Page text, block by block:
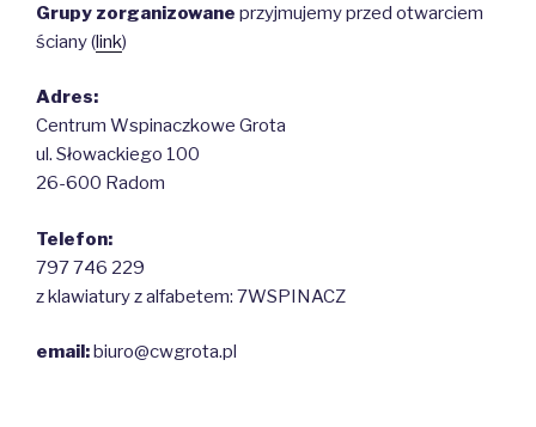
Grupy zorganizowane przyjmujemy przed otwarciem
ściany (link)
Adres:
Centrum Wspinaczkowe Grota
ul. Słowackiego 100
26-600 Radom
Telefon:
797 746 229
z klawiatury z alfabetem: 7WSPINACZ
email:biuro@cwgrota.pl